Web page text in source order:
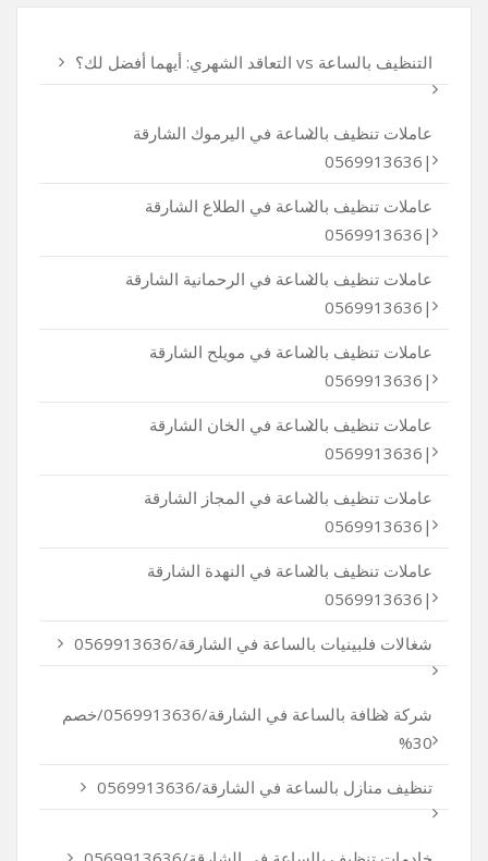
التنظيف بالساعة vs التعاقد الشهري: أيهما أفضل لك؟
عاملات تنظيف بالساعة في اليرموك الشارقة
|0569913636
عاملات تنظيف بالساعة في الطلاع الشارقة
|0569913636
عاملات تنظيف بالساعة في الرحمانية الشارقة
|0569913636
عاملات تنظيف بالساعة في مويلح الشارقة
|0569913636
عاملات تنظيف بالساعة في الخان الشارقة
|0569913636
عاملات تنظيف بالساعة في المجاز الشارقة
|0569913636
عاملات تنظيف بالساعة في النهدة الشارقة
|0569913636
شغالات فلبينيات بالساعة في الشارقة/0569913636
شركة نظافة بالساعة في الشارقة/0569913636/خصم
30%
تنظيف منازل بالساعة في الشارقة/0569913636